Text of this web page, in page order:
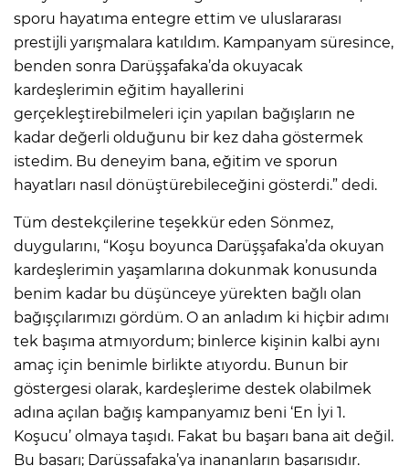
sporu hayatıma entegre ettim ve uluslararası
prestijli yarışmalara katıldım. Kampanyam süresince,
benden sonra Darüşşafaka’da okuyacak
kardeşlerimin eğitim hayallerini
gerçekleştirebilmeleri için yapılan bağışların ne
kadar değerli olduğunu bir kez daha göstermek
istedim. Bu deneyim bana, eğitim ve sporun
hayatları nasıl dönüştürebileceğini gösterdi.” dedi.
Tüm destekçilerine teşekkür eden Sönmez,
duygularını, “Koşu boyunca Darüşşafaka’da okuyan
kardeşlerimin yaşamlarına dokunmak konusunda
benim kadar bu düşünceye yürekten bağlı olan
bağışçılarımızı gördüm. O an anladım ki hiçbir adımı
tek başıma atmıyordum; binlerce kişinin kalbi aynı
amaç için benimle birlikte atıyordu. Bunun bir
göstergesi olarak, kardeşlerime destek olabilmek
adına açılan bağış kampanyamız beni ‘En İyi 1.
Koşucu’ olmaya taşıdı. Fakat bu başarı bana ait değil.
Bu başarı; Darüşşafaka’ya inananların başarısıdır.